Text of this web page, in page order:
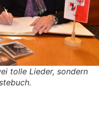
tolle Lieder, sondern